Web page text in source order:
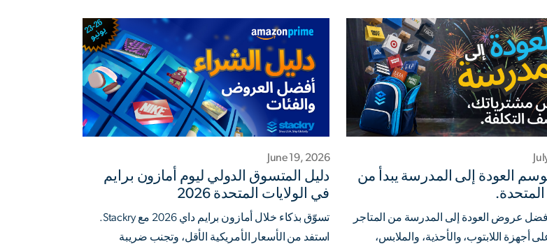
العودة إلى المدرسة يبدأ من
المتحدة.
عروض العودة إلى المدرسة من المتاجر
أجهزة اللابتوب، والأحذية، والملابس،
June 19, 2026
دليل المتسوق الدولي ليوم أمازون برايم
في الولايات المتحدة 2026
تسوّق بذكاء خلال أمازون برايم داي 2026 مع Stackry.
استفد من الأسعار الأمريكية الأقل، وتجنب ضريبة